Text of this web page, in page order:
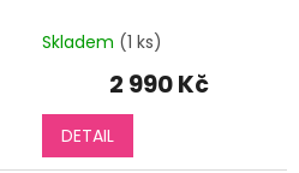
Skladem (1 ks)
2 990 Kč
DETAIL